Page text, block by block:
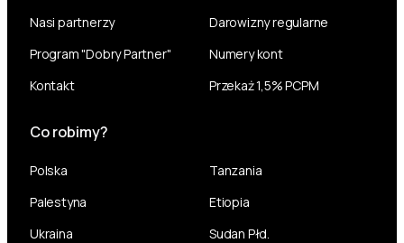
Nasi partnerzy
Program "Dobry Partner"
Kontakt
Darowizny regularne
Numery kont
Przekaż 1,5% PCPM
Co robimy?
Polska
Palestyna
Ukraina
Tanzania
Etiopia
Sudan Płd.